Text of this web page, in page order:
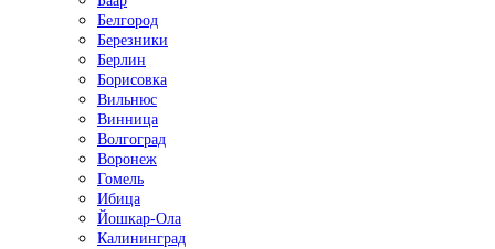
Белгород
Березники
Берлин
Борисовка
Вильнюс
Винница
Волгоград
Воронеж
Гомель
Ибица
Йошкар-Ола
Калининград